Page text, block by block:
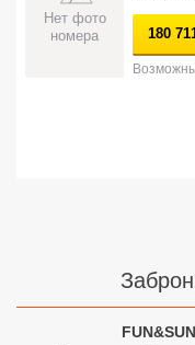
Нет фото
номера
180
Сетевые отели
Сетевые отели